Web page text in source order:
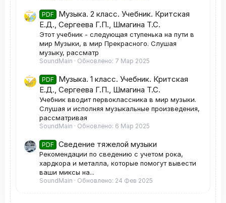
PDF
Музыка. 2 класс. Учебник. Критская
Е.Д., Сергеева Г.П., Шмагина Т.С.
Этот учебник - следующая ступенька на пути в
мир Музыки, в мир Прекрасного. Слушая
музыку, рассматр
SoundMain Обновлено: 7 Мар 2025
PDF
Музыка. 1 класс. Учебник. Критская
Е.Д., Сергеева Г.П., Шмагина Т.С.
Учебник вводит первоклассника в мир музыки.
Слушая и исполняя музыкальные произведения,
рассматривая
SoundMain Обновлено: 6 Мар 2025
PDF Сведение тяжелой музыки
Рекомендации по сведению с учетом рока,
хардкора и металла, которые помогут вывести
ваши миксы на...
SoundMain Обновлено: 24 Фев 2025